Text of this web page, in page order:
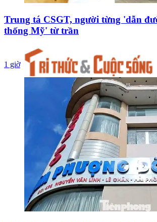
Trung tá CSGT, người từng 'dẫn
thống Mỹ' từ trần
1 giờ